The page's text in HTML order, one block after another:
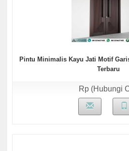
Pintu Minimalis Kayu Jati Motif
Terbaru
Rp (Hubungi